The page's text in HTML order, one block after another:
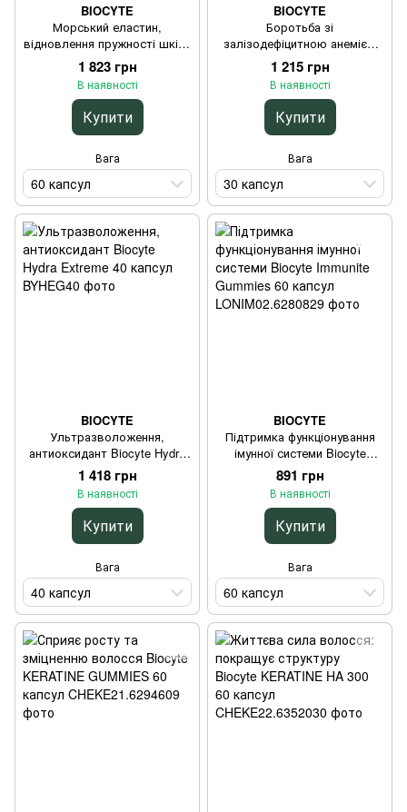
BIOCYTE
Морський еластин,
відновлення пружності шкіри
Biocyte Elastine Forte 500 mg
60 капсул
1 823 грн
В наявності
Купити
Вага
60 капсул
BIOCYTE
Боротьба зі
залізодефіцитною анемією
Biocyte Fe Fer Liposomal 30
капсул
1 215 грн
В наявності
Купити
Вага
30 капсул
BIOCYTE
Ультразволоження,
антиоксидант Biocyte Hydra
Extreme 40 капсул
1 418 грн
В наявності
Купити
Вага
40 капсул
BIOCYTE
Підтримка функціонування
імунної системи Biocyte
Immunite Gummies 60 капсул
891 грн
В наявності
Купити
Вага
60 капсул